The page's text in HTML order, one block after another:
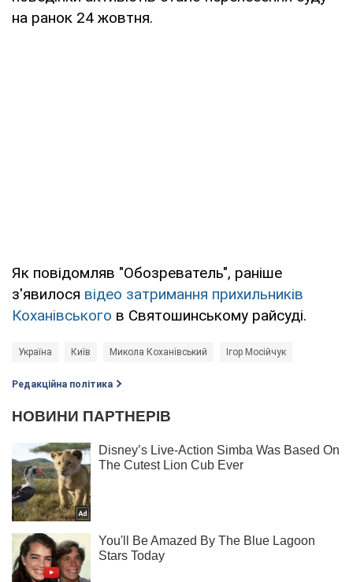
на ранок 24 жовтня.
Як повідомляв "Обозреватель", раніше
з'явилося відео затримання прихильників
Коханівського в Святошинському райсуді.
Україна Київ Микола Коханівський Ігор Мосійчук
Редакційна політика